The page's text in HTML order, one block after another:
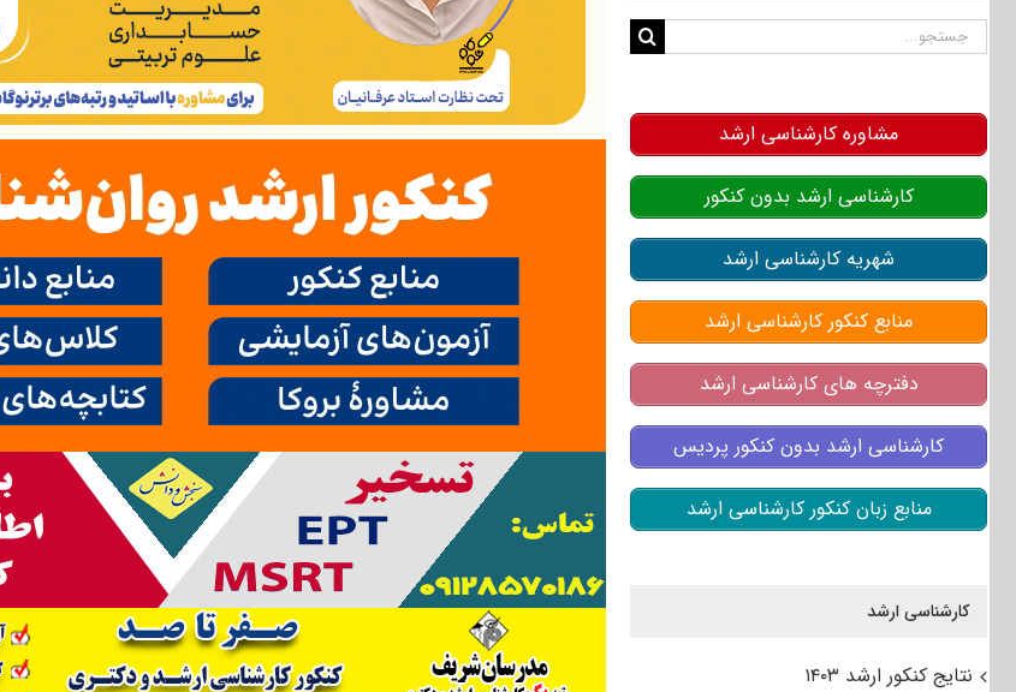
جستجو
مشاوره کارشناسی ارشد
کارشناسی ارشد بدون کنکور
شهریه کارشناسی ارشد
منابع کنکور کارشناسی ارشد
دفترچه های کارشناسی ارشد
کارشناسی ارشد بدون کنکور پردیس
منابع زبان کنکور کارشناسی ارشد
کارشناسی ارشد
نتایج کنکور ارشد ۱۴۰۳